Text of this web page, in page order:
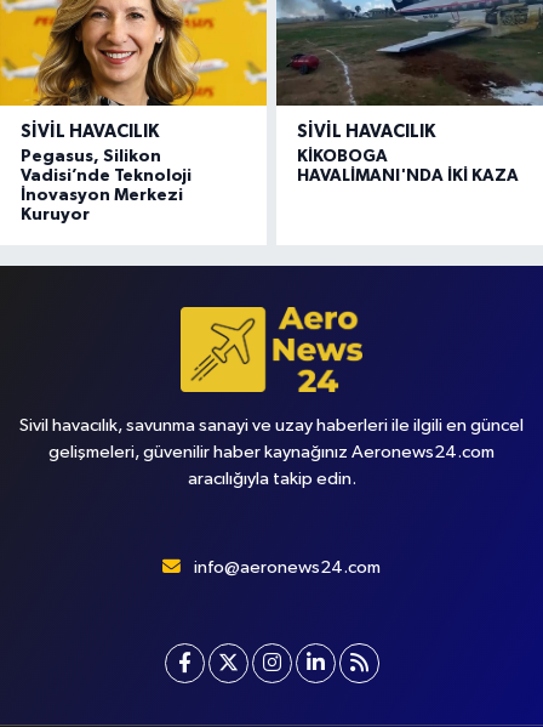
SIVIL HAVACILIK
Pegasus, Silikon
Vadisi’nde Teknoloji
İnovasyon Merkezi
Kuruyor
SIVIL HAVACILIK
KİKOBOGA
HAVALİMANI'NDA İKİ KAZA
Sivil havacılık, savunma sanayi ve uzay haberleri ile ilgili en güncel
gelişmeleri, güvenilir haber kaynağınız Aeronews24.com
aracılığıyla takip edin.
info@aeronews24.com